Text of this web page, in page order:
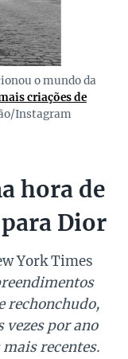
o mundo da
criações de
Instagram
hora de
Dior
York Times
rechonchudo,
vezes por ano
recentes.